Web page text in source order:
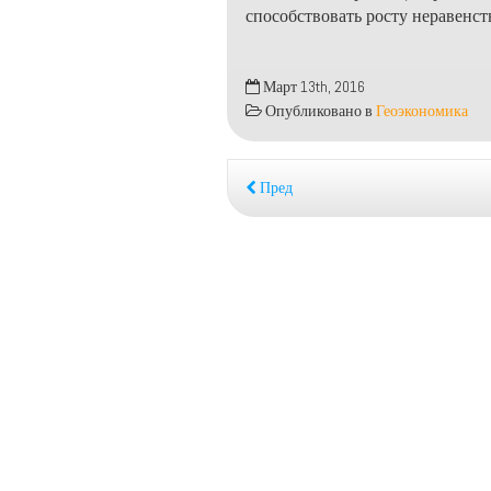
способствовать росту
Март 13th, 2016
Опубликовано в Геоэкономика
Пред